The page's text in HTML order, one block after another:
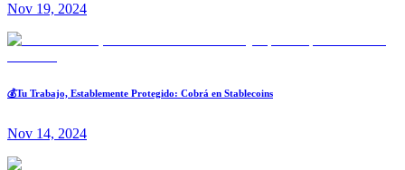
Nov 19, 2024
💰Tu Trabajo, Establemente Protegido: Cobrá en Stablecoins
Nov 14, 2024